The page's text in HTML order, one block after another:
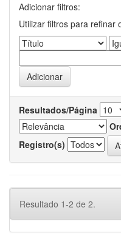
Adicionar filtros:
Utilizar filtros para refinar
Resultados/Página
Registro(s)
Resultado 1-2 de 2.